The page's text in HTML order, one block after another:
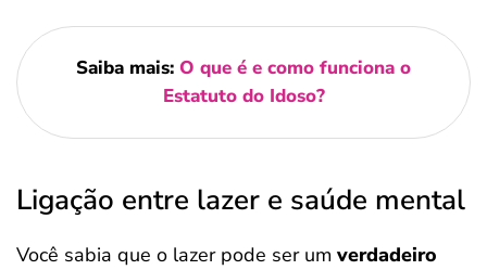
Saiba mais: O que é e como funciona o
Estatuto do Idoso?
Ligação entre lazer e saúde mental
Você sabia que o lazer pode ser um verdadeiro